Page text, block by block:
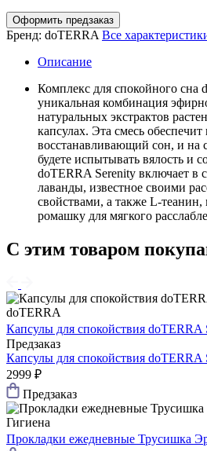
Оформить предзаказ
Бренд: doTERRA Все
Описание
Комплекс для спокойного сна
уникальная комбинация
натуральных экстрактов
капсулах. Эта смесь
восстанавливающий сон, и
будете испытывать вялость и
doTERRA Serenity включает в
лаванды, известное своими
свойствами, а также L-теанин,
ромашку для мягкого
С этим товаром
doTERRA
Капсулы для спокойствия doTERRA
Предзаказ
Капсулы для спокойствия doTERRA
2999 ₽
Предзаказ
Гигиена
Прокладки ежедневные Трусишка